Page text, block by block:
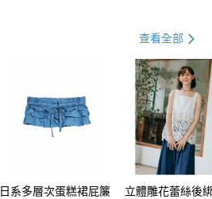
查看全部
日系多層次蛋糕裙屁簾
立體雕花蕾絲後